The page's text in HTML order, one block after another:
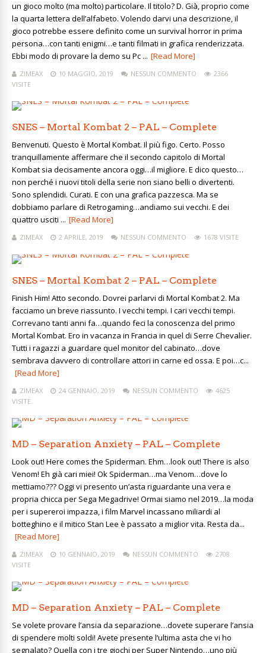
un gioco molto (ma molto) particolare. Il titolo? D. Già, proprio come
la quarta lettera dell’alfabeto. Volendo darvi una descrizione, il
gioco potrebbe essere definito come un survival horror in prima
persona…con tanti enigmi…e tanti filmati in grafica renderizzata.
Ebbi modo di provare la demo su Pc ... [Read More]
ZIMEAX 10 MAGGIO, 2019 NESSUN COMMENTO
2366
VISITE
SNES – Mortal Kombat 2 – PAL – Complete
Benvenuti. Questo è Mortal Kombat. Il più figo. Certo. Posso
tranquillamente affermare che il secondo capitolo di Mortal
Kombat sia decisamente ancora oggi…il migliore. E dico questo…
non perché i nuovi titoli della serie non siano belli o divertenti.
Sono splendidi. Curati. E con una grafica pazzesca. Ma se
dobbiamo parlare di Retrogaming…andiamo sui vecchi. E dei
quattro usciti ... [Read More]
ZIMEAX 2 APRILE, 2019 NESSUN COMMENTO 1678 VISITE
SNES – Mortal Kombat 2 – PAL – Complete
Finish Him! Atto secondo. Dovrei parlarvi di Mortal Kombat 2. Ma
facciamo un breve riassunto. I vecchi tempi. I cari vecchi tempi.
Correvano tanti anni fa…quando feci la conoscenza del primo
Mortal Kombat. Ero in vacanza in Francia in quel di Serre Chevalier.
Tutti i ragazzi a guardare quel monitor del cabinato…dove
sembrava davvero di controllare attori in carne ed ossa. E poi…c...
[Read More]
ZIMEAX 24 GENNAIO, 2019 NESSUN COMMENTO
4625
VISITE
MD – Separation Anxiety – PAL – Complete
Look out! Here comes the Spiderman. Ehm…look out! There is also
Venom! Eh già cari miei! Ok Spiderman…ma Venom…dove lo
mettiamo??? Oggi vi presento un’asta riguardante una vera e
propria chicca per Sega Megadrive! Ormai siamo nel 2019…la moda
per i supereroi impazza, i film Marvel incassano miliardi al
botteghino e il mitico Stan Lee è passato a miglior vita. Resta da...
[Read More]
ZIMEAX 10 GENNAIO, 2019 NESSUN COMMENTO
2708
VISITE
MD – Separation Anxiety – PAL – Complete
Se volete provare l’ansia da separazione…dovete superare l’ansia
di spendere molti soldi! Avete presente l’ultima asta che vi ho
segnalato? Quella con i tre giochi per Super Nintendo…uno più